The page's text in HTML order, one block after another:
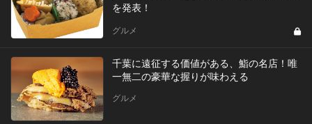
を発表！
グルメ
千葉に遠征する価値がある、鮨の名店！唯
一無二の豪華な握りが味わえる
グルメ